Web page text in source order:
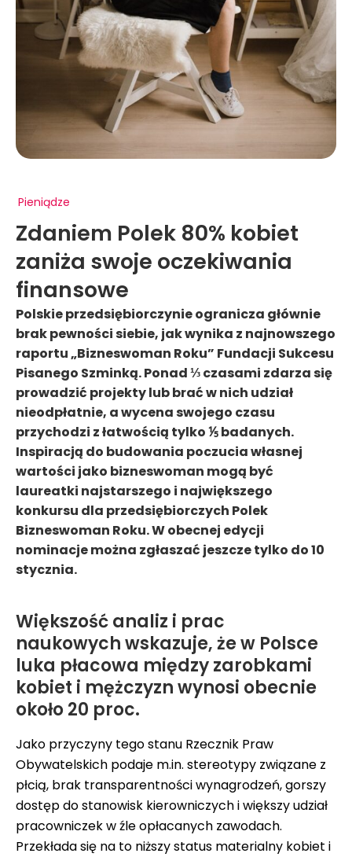
Pieniądze
Zdaniem Polek 80% kobiet
zaniża swoje oczekiwania
finansowe
Polskie przedsiębiorczynie ogranicza głównie
brak pewności siebie, jak wynika z najnowszego
raportu „Bizneswoman Roku” Fundacji Sukcesu
Pisanego Szminką. Ponad ⅓ czasami zdarza się
prowadzić projekty lub brać w nich udział
nieodpłatnie, a wycena swojego czasu
przychodzi z łatwością tylko ⅕ badanych.
Inspiracją do budowania poczucia własnej
wartości jako bizneswoman mogą być
laureatki najstarszego i największego
konkursu dla przedsiębiorczych Polek
Bizneswoman Roku. W obecnej edycji
nominacje można zgłaszać jeszcze tylko do 10
stycznia.
Większość analiz i prac
naukowych wskazuje, że w Polsce
luka płacowa między zarobkami
kobiet i mężczyzn wynosi obecnie
około 20 proc.
Jako przyczyny tego stanu Rzecznik Praw
Obywatelskich podaje m.in. stereotypy związane z
płcią, brak transparentności wynagrodzeń, gorszy
dostęp do stanowisk kierowniczych i większy udział
pracowniczek w źle opłacanych zawodach.
Przekłada się na to niższy status materialny kobiet i